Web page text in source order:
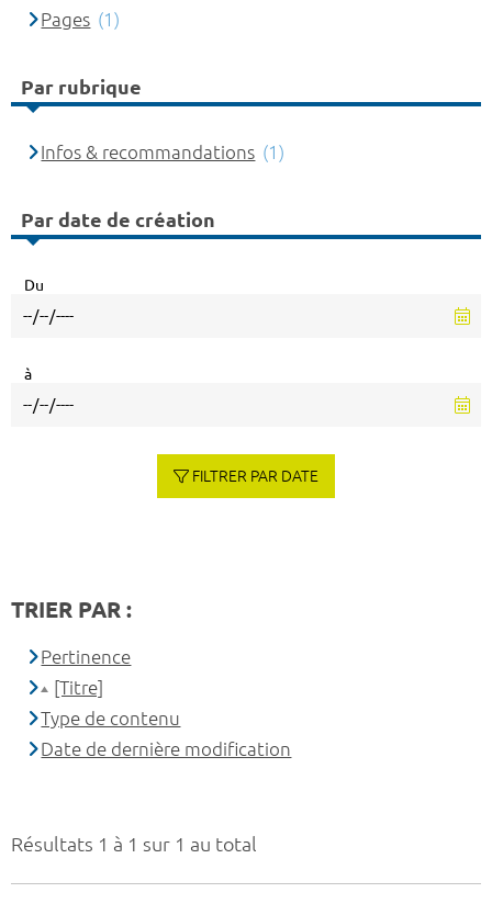
Résultats 1 à 1 sur 1 au total
Pages (1)
Par rubrique
Infos & recommandations (1)
Par date de création
Du
à
FILTRER PAR DATE
TRIER PAR :
Pertinence
[Titre]
Type de contenu
Date de dernière modification